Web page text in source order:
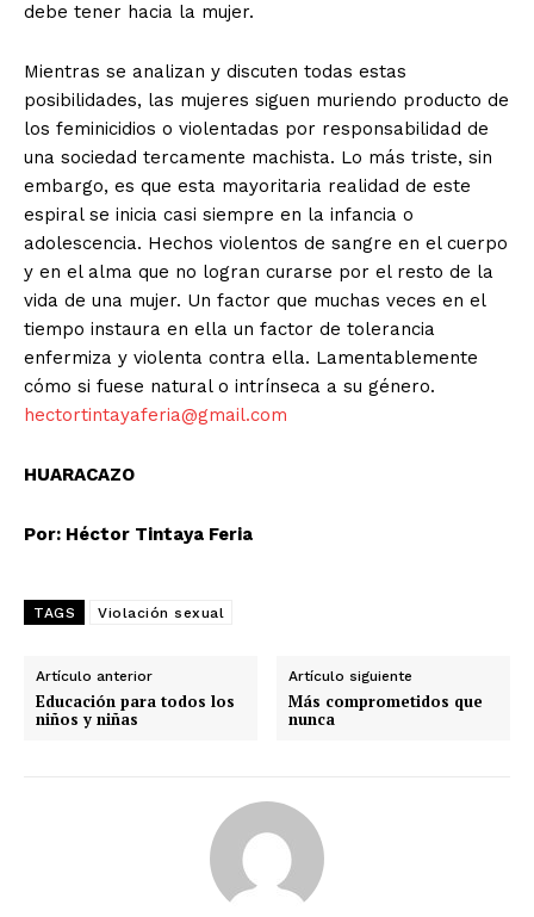
debe tener hacia la mujer.
Mientras se analizan y discuten todas estas
posibilidades, las mujeres siguen muriendo producto de
los feminicidios o violentadas por responsabilidad de
una sociedad tercamente machista. Lo más triste, sin
embargo, es que esta mayoritaria realidad de este
espiral se inicia casi siempre en la infancia o
adolescencia. Hechos violentos de sangre en el cuerpo
y en el alma que no logran curarse por el resto de la
vida de una mujer. Un factor que muchas veces en el
tiempo instaura en ella un factor de tolerancia
enfermiza y violenta contra ella. Lamentablemente
cómo si fuese natural o intrínseca a su género.
hectortintayaferia@gmail.com
HUARACAZO
Por: Héctor Tintaya Feria
TAGS Violación sexual
Artículo anterior
Educación para todos los
niños y niñas
Artículo siguiente
Más comprometidos que
nunca